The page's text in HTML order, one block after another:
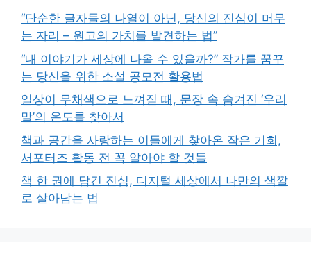
“단순한 글자들의 나열이 아닌, 당신의 진심이 머무
는 자리 – 원고의 가치를 발견하는 법”
“내 이야기가 세상에 나올 수 있을까?” 작가를 꿈꾸
는 당신을 위한 소설 공모전 활용법
일상이 무채색으로 느껴질 때, 문장 속 숨겨진 ‘우리
말’의 온도를 찾아서
책과 공간을 사랑하는 이들에게 찾아온 작은 기회,
서포터즈 활동 전 꼭 알아야 할 것들
책 한 권에 담긴 진심, 디지털 세상에서 나만의 색깔
로 살아남는 법